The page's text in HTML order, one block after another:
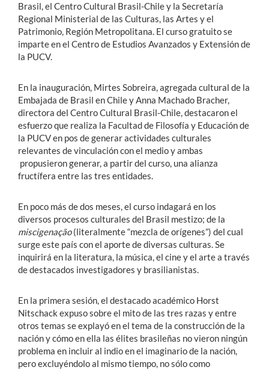
Brasil, el Centro Cultural Brasil-Chile y la Secretaría
Regional Ministerial de las Culturas, las Artes y el
Patrimonio, Región Metropolitana. El curso gratuito se
imparte en el Centro de Estudios Avanzados y Extensión de
la PUCV.
En la inauguración, Mirtes Sobreira, agregada cultural de la
Embajada de Brasil en Chile y Anna Machado Bracher,
directora del Centro Cultural Brasil-Chile, destacaron el
esfuerzo que realiza la Facultad de Filosofía y Educación de
la PUCV en pos de generar actividades culturales
relevantes de vinculación con el medio y ambas
propusieron generar, a partir del curso, una alianza
fructífera entre las tres entidades.
En poco más de dos meses, el curso indagará en los
diversos procesos culturales del Brasil mestizo; de la
miscigenação(literalmente “mezcla de orígenes”) del cual
surge este país con el aporte de diversas culturas. Se
inquirirá en la literatura, la música, el cine y el arte a través
de destacados investigadores y brasilianistas.
En la primera sesión, el destacado académico Horst
Nitschack expuso sobre el mito de las tres razas y entre
otros temas se explayó en el tema de la construcción de la
nación y cómo en ella las élites brasileñas no vieron ningún
problema en incluir al indio en el imaginario de la nación,
pero excluyéndolo al mismo tiempo, no sólo como